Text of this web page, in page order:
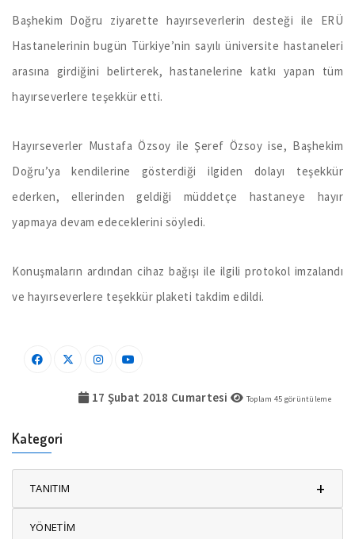
Başhekim Doğru ziyarette hayırseverlerin desteği ile ERÜ
Hastanelerinin bugün Türkiye’nin sayılı üniversite hastaneleri
arasına girdiğini belirterek, hastanelerine katkı yapan tüm
hayırseverlere teşekkür etti.
Hayırseverler Mustafa Özsoy ile Şeref Özsoy ise, Başhekim
Doğru’ya kendilerine gösterdiği ilgiden dolayı teşekkür
ederken, ellerinden geldiği müddetçe hastaneye hayır
yapmaya devam edeceklerini söyledi.
Konuşmaların ardından cihaz bağışı ile ilgili protokol imzalandı
ve hayırseverlere teşekkür plaketi takdim edildi.
17 Şubat 2018 Cumartesi Toplam 45 görüntüleme
Kategori
TANITIM +
YÖNETİM